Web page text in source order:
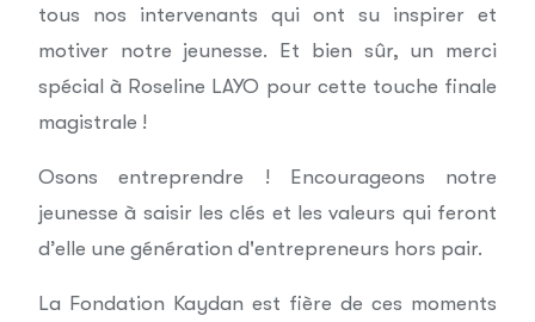
tous nos intervenants qui ont su inspirer et
motiver notre jeunesse. Et bien sûr, un merci
spécial à Roseline LAYO pour cette touche finale
magistrale !
Osons entreprendre ! Encourageons notre
jeunesse à saisir les clés et les valeurs qui feront
d’elle une génération d'entrepreneurs hors pair.
La Fondation Kaydan est fière de ces moments